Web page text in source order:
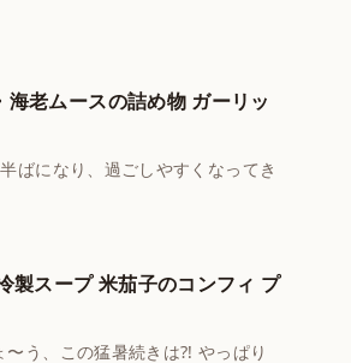
老ムースの詰め物 ガーリッ
ばになり、過ごしやすくなってき
製スープ 米茄子のコンフィ プ
〜う、この猛暑続きは⁈ やっぱり